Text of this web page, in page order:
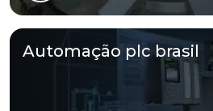
Automação plc brasil